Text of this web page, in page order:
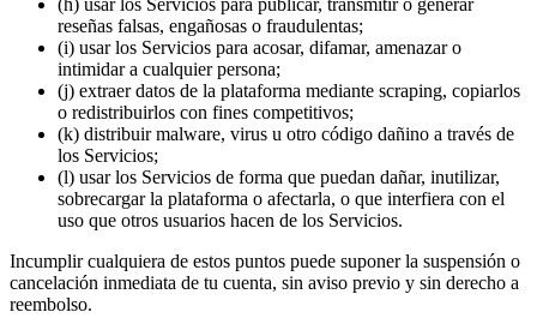
reseñas falsas, engañosas o fraudulentas;
(i) usar los Servicios para acosar, difamar, amenazar o
intimidar a cualquier persona;
(j) extraer datos de la plataforma mediante scraping, copiarlos
o redistribuirlos con fines competitivos;
(k) distribuir malware, virus u otro código dañino a través de
los Servicios;
(l) usar los Servicios de forma que puedan dañar, inutilizar,
sobrecargar la plataforma o afectarla, o que interfiera con el
uso que otros usuarios hacen de los Servicios.
Incumplir cualquiera de estos puntos puede suponer la suspensión o
cancelación inmediata de tu cuenta, sin aviso previo y sin derecho a
reembolso.